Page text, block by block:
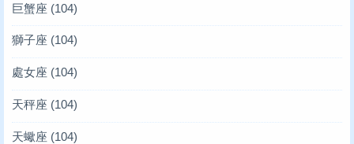
巨蟹座 (104)
獅子座 (104)
處女座 (104)
天秤座 (104)
天蠍座 (104)